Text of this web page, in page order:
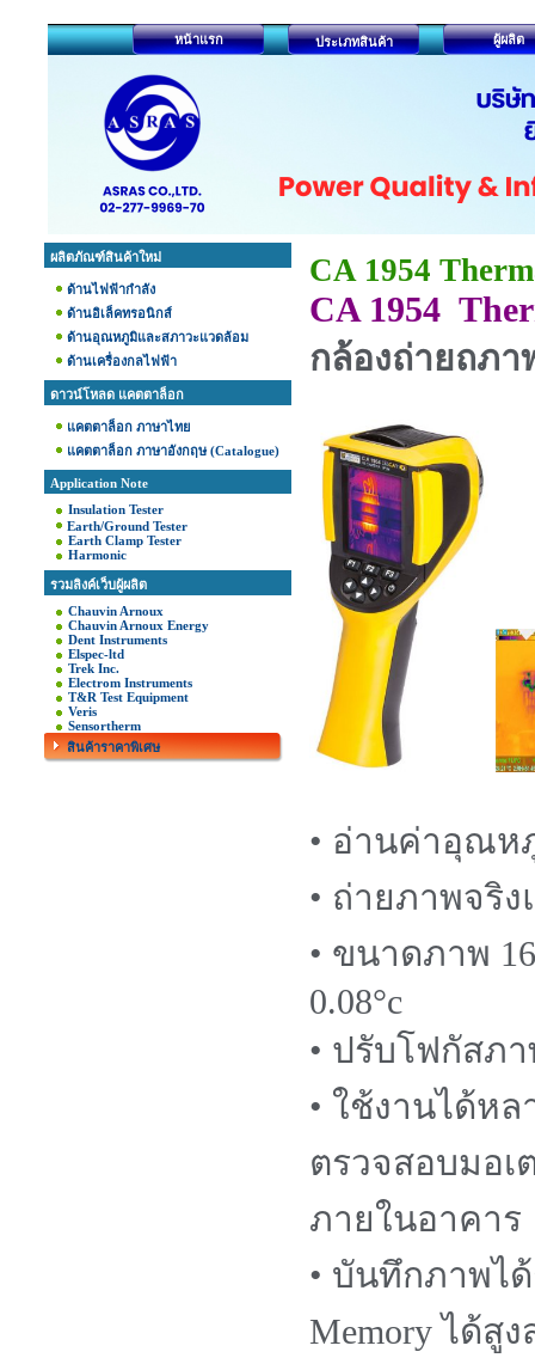
หน้าแรก ประเภทสินค้า ผู้ผลิต
ผลิตภัณฑ์สินค้าใหม่
ด้านไฟฟ้ากำลัง
ด้านอิเล็คทรอนิกส์
ด้านอุณหภูมิและสภาวะแวดล้อม
ด้านเครื่องกลไฟฟ้า
ดาวน์โหลด แคตตาล็อก
แคตตาล็อก ภาษาไทย
แคตตาล็อก ภาษาอังกฤษ (Catalogue)
Application Note
Insulation Tester
Earth/Ground Tester
Earth Clamp Tester
Harmonic
รวมลิงค์เว็บผู้ผลิต
Chauvin Arnoux
Chauvin Arnoux Energy
Dent Instruments
Elspec-ltd
Trek Inc.
Electrom Instruments
T&R Test Equipment
Veris
Sensortherm
สินค้าราคาพิเศษ
CA 1954
CA 1954
กล้องถ่ายถภ
• อ่านค่าอุณห
• ถ่ายภาพจริ
• ขนาดภาพ
0.08°c
• ปรับโฟกัสภ
• ใช้งานได้ห
ตรวจสอบมอ
ภายในอาคาร
• บันทึกภาพไ
Memory ได้สูง